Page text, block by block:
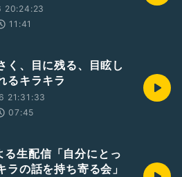
20:24:23
11:41
く、目に残る、目眩し
るキラキラ
21:31:33
07:45
生配信「自分にとっ
ラの話を持ち寄る会」